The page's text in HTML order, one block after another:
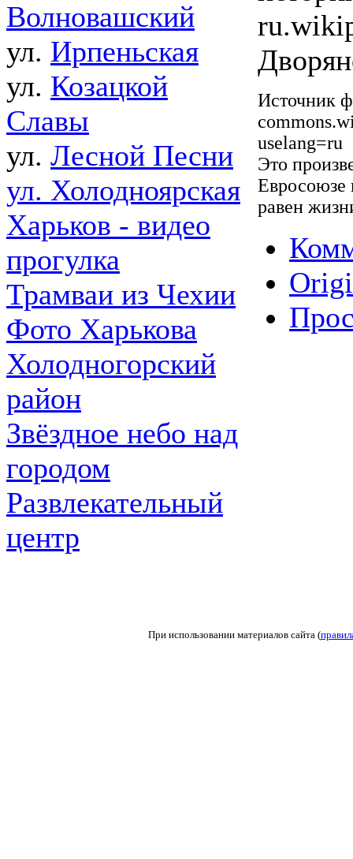
Волновашский
ул. Ирпеньская
ул. Козацкой
Славы
ул. Лесной Песни
ул. Холодноярская
Харьков - видео
прогулка
Трамваи из Чехии
Фото Харькова
Холодногорский
район
Звёздное небо над
городом
Развлекательный
центр
Источник
uselang=ru
Это
Евросоюзе
равен
При использовании материалов сайта (